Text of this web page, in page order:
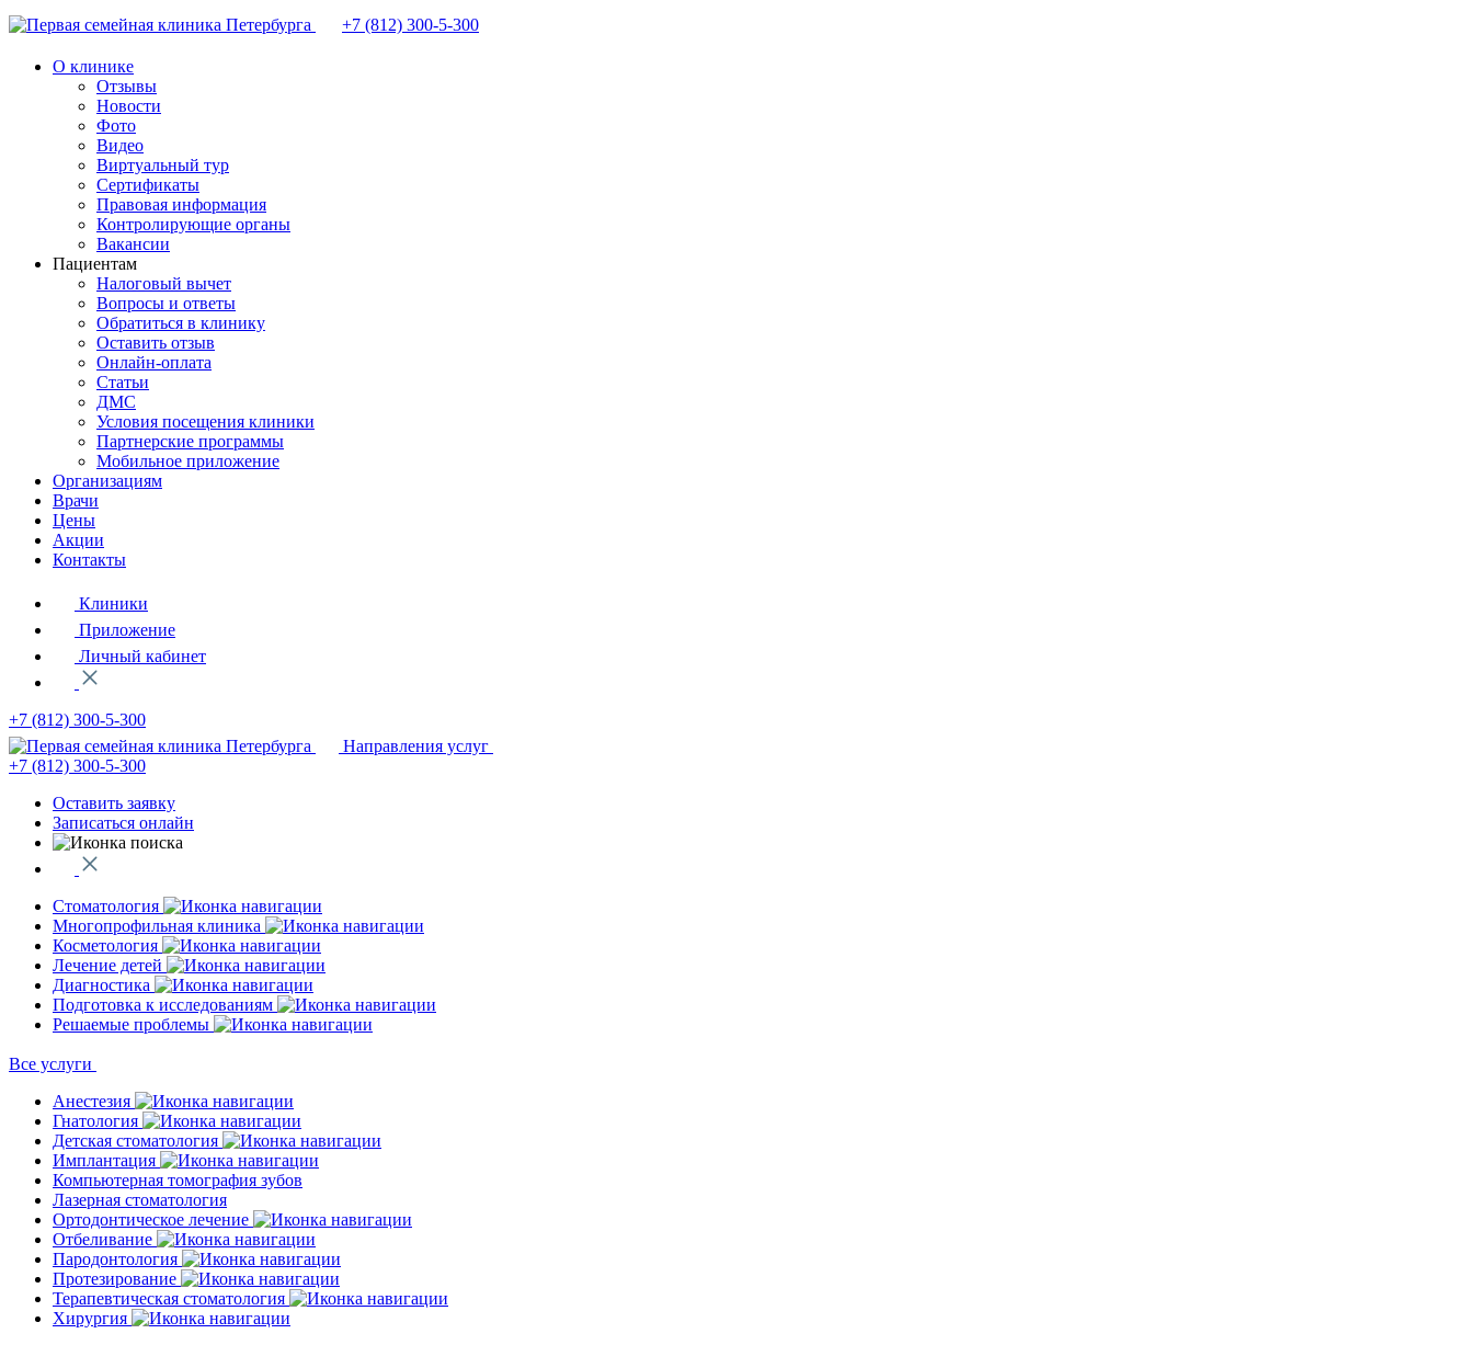
+7 (812) 300-5-300
О клинике
Отзывы
Новости
Фото
Видео
Виртуальный тур
Сертификаты
Правовая информация
Контролирующие органы
Вакансии
Пациентам
Налоговый вычет
Вопросы и ответы
Обратиться в клинику
Оставить отзыв
Онлайн-оплата
Статьи
ДМС
Условия посещения клиники
Партнерские программы
Мобильное приложение
Организациям
Врачи
Цены
Акции
Контакты
Клиники
Приложение
Личный кабинет
+7 (812) 300-5-300
Направления услуг
+7 (812) 300-5-300
Оставить заявку
Записаться онлайн
Стоматология
Многопрофильная клиника
Косметология
Лечение детей
Диагностика
Подготовка к исследованиям
Решаемые проблемы
Все услуги
Анестезия
Гнатология
Детская стоматология
Имплантация
Компьютерная томография зубов
Лазерная стоматология
Ортодонтическое лечение
Отбеливание
Пародонтология
Протезирование
Терапевтическая стоматология
Хирургия